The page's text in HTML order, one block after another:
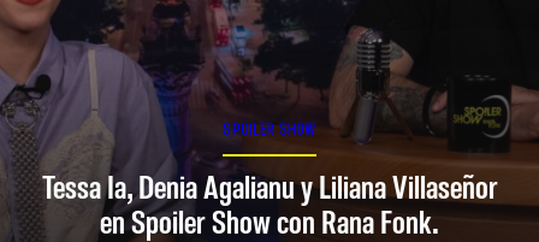
SPOILER SHOW
Tessa Ia, Denia Agalianu y Liliana Villaseñor
en Spoiler Show con Rana Fonk.